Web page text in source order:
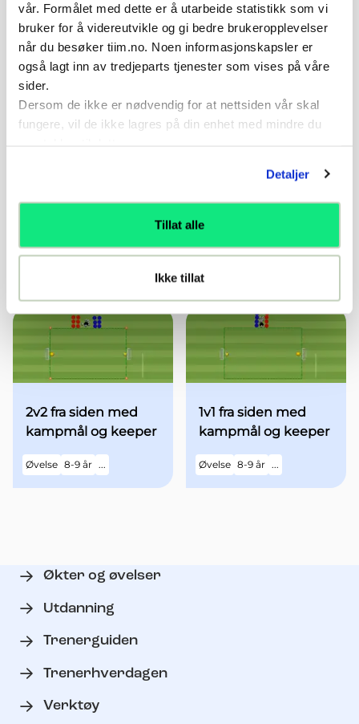
vår. Formålet med dette er å utarbeide statistikk som vi
bruker for å videreutvikle og gi bedre brukeropplevelser
når du besøker tiim.no. Noen informasjonskapsler er
også lagt inn av tredjeparts tjenester som vises på våre
sider.
Dersom de ikke er nødvendig for at nettsiden vår skal
fungere, vil de ikke lagres på din enhet med mindre du
Detaljer
Tillat alle
Ikke tillat
ute av spill
Relaterte øvelser
2v2 fra siden med
kampmål og keeper
Øvelse 8-9 år ...
1v1 fra siden med
kampmål og keeper
Øvelse 8-9 år ...
Økter og øvelser
Utdanning
Trenerguiden
Trenerhverdagen
Verktøy